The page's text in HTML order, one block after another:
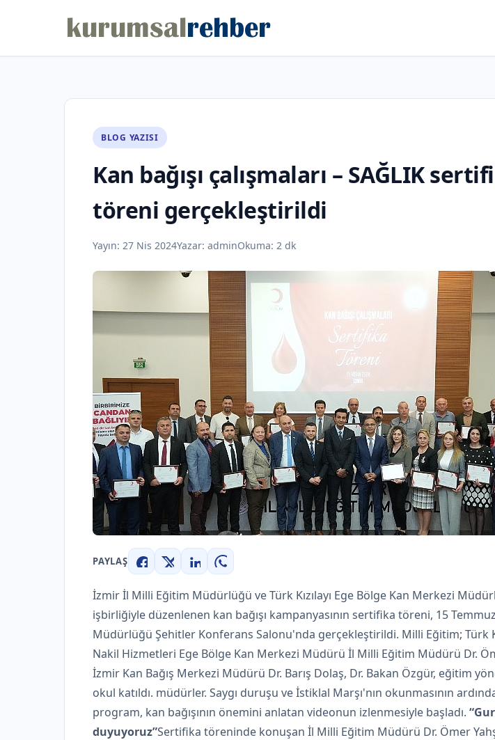
BLOG YAZISI
Kan bağışı çalışmaları – SAĞLIK
töreni gerçekleştirildi
Yayın: 27 Nis 2024Yazar: adminOkuma: 2 dk
PAYLAŞ
Facebook
X LinkedInWhatsApp
İzmir İl Milli Eğitim Müdürlüğü ve Türk Kızılayı Ege Bölge Kan Merkezi
işbirliğiyle düzenlenen kan bağışı kampanyasının sertifika töreni, 15
Müdürlüğü Şehitler Konferans Salonu'nda gerçekleştirildi. Milli Eğitim; Türk
Nakil Hizmetleri Ege Bölge Kan Merkezi Müdürü İl Milli Eğitim Müdürü Dr.
İzmir Kan Bağış Merkezi Müdürü Dr. Barış Dolaş, Dr. Bakan Özgür, eğitim
okul katıldı. müdürler. Saygı duruşu ve İstiklal Marşı'nın okunmasının
program, kan bağışının önemini anlatan videonun izlenmesiyle başladı.
duyuyoruz”Sertifika töreninde konuşan İl Milli Eğitim Müdürü Dr. Ömer